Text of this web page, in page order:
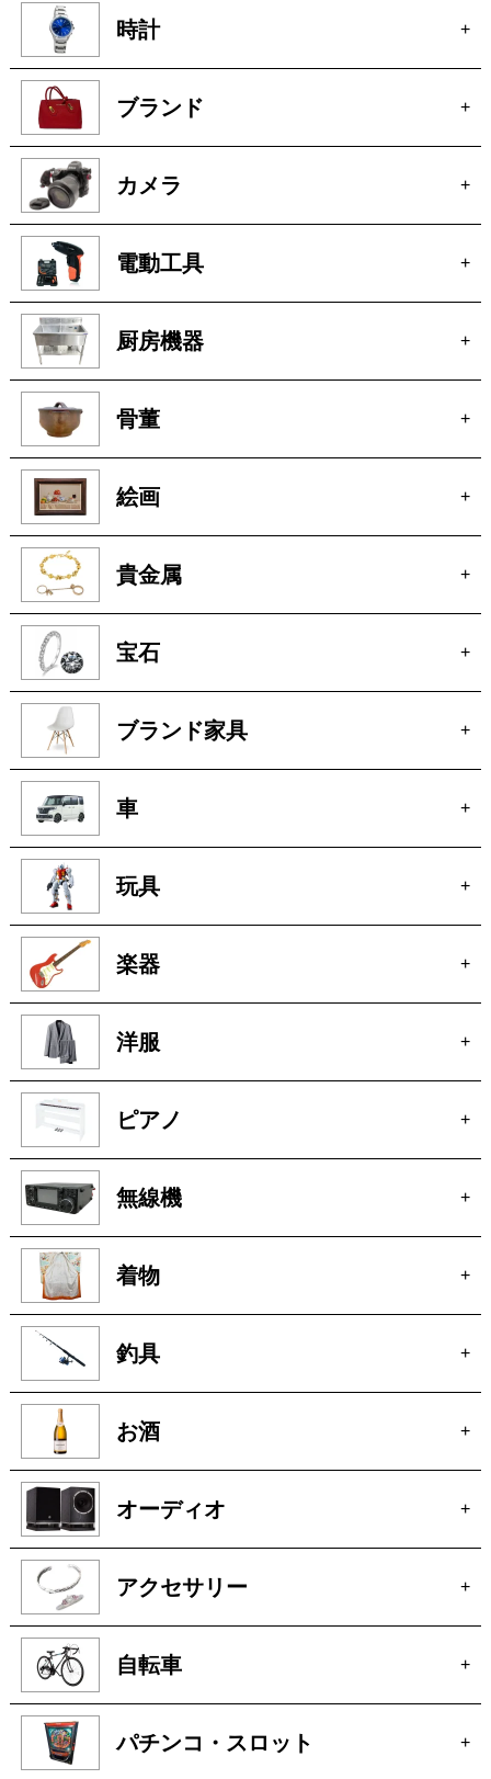
時計 +
ブランド +
カメラ +
電動工具 +
厨房機器 +
骨董 +
絵画 +
貴金属 +
宝石 +
ブランド家具 +
車 +
玩具 +
楽器 +
洋服 +
ピアノ +
無線機 +
着物 +
釣具 +
お酒 +
オーディオ +
アクセサリー +
自転車 +
パチンコ・スロット +